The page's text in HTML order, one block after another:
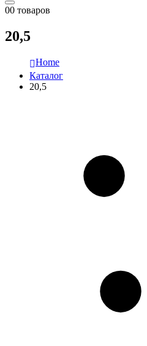
00 товаров
20,5
Home
Каталог
20,5